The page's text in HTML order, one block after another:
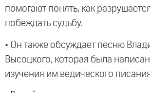
помогают понять, как
побеждать судьбу.
• Он также обсуждает песню
Высоцкого, которая была
изучения им ведического